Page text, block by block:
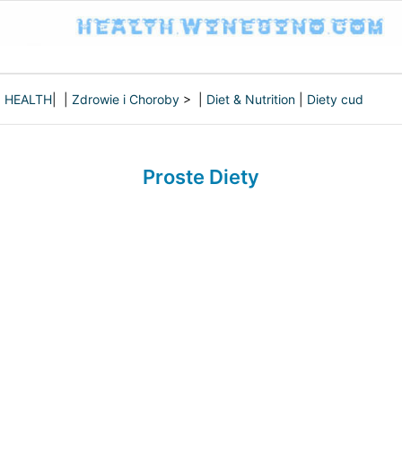
HEALTH Zdrowie i Choroby > | Diet & Nutrition Diety cud
Proste Diety